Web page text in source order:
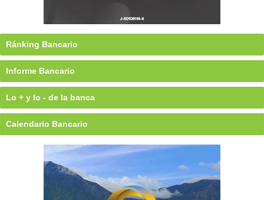
Ránking Bancario
Informe Bancario
Lo + y lo - de la banca
Calendario Bancario